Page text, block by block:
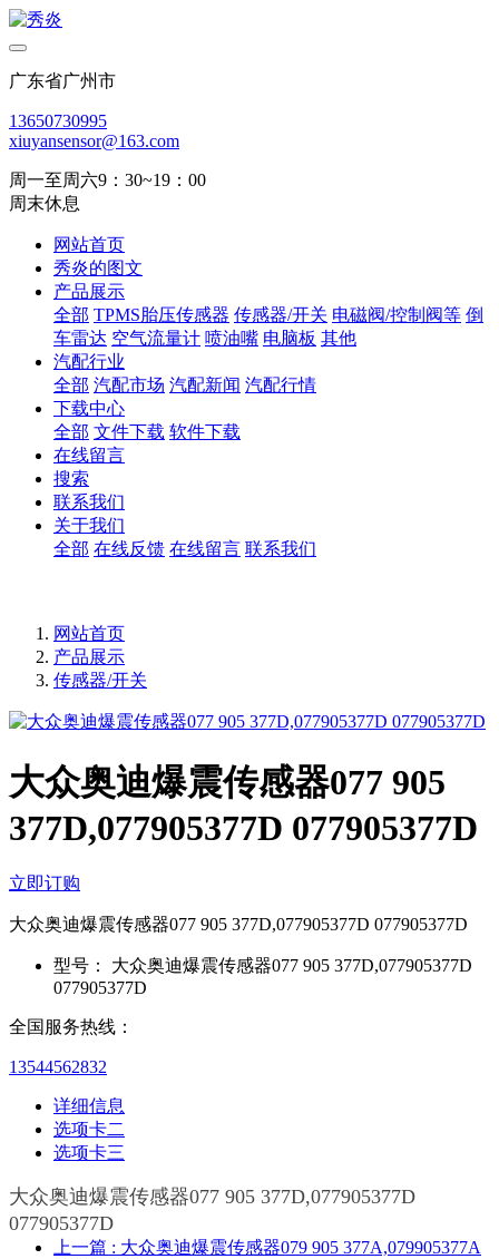
广东省广州市
13650730995
xiuyansensor@163.com
周一至周六9：30~19：00
周末休息
网站首页
秀炎的图文
产品展示
全部 TPMS胎压传感器 传感器/开关 电磁阀/控制阀等 倒
车雷达 空气流量计 喷油嘴 电脑板 其他
汽配行业
全部 汽配市场 汽配新闻 汽配行情
下载中心
全部 文件下载 软件下载
在线留言
搜索
联系我们
关于我们
全部 在线反馈 在线留言 联系我们
网站首页
产品展示
传感器/开关
大众奥迪爆震传感器077 905
377D,077905377D 077905377D
立即订购
大众奥迪爆震传感器077 905 377D,077905377D 077905377D
型号：
大众奥迪爆震传感器077 905 377D,077905377D
077905377D
全国服务热线：
13544562832
详细信息
选项卡二
选项卡三
大众奥迪爆震传感器077 905 377D,077905377D
077905377D
上一篇 : 大众奥迪爆震传感器079 905 377A,079905377A